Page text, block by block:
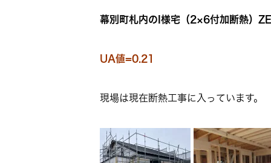
幕別町札内のI様宅（2×6付加断熱）
UA値=0.21
現場は現在断熱工事に入っています。